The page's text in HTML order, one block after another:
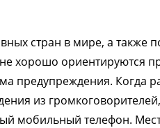
стран в мире, а также
хорошо ориентируются
предупреждения. Когда
из
мобильный телефон.